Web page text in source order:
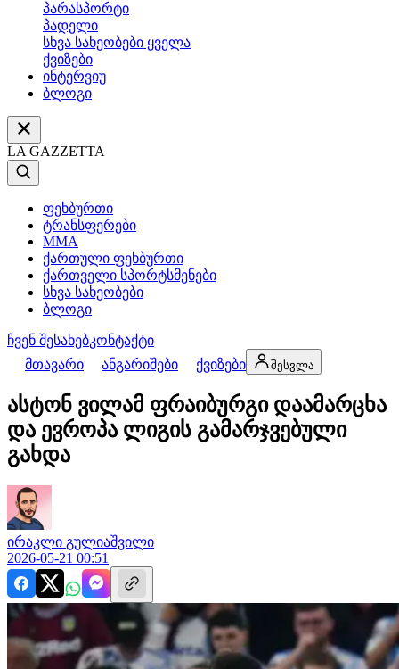
პარასპორტი
პადელი
სხვა სახეობები ყველა
ქვიზები
ინტერვიუ
ბლოგი
LA GAZZETTA
ფეხბურთი
ტრანსფერები
MMA
ქართული ფეხბურთი
ქართველი სპორტსმენები
სხვა სახეობები
ბლოგი
ჩვენ შესახებკონტაქტი
მთავარი
ანგარიშები ქვიზები შესვლა
ასტონ ვილამ ფრაიბურგი დაამარცხა
და ევროპა ლიგის გამარჯვებული
გახდა
ირაკლი გულიაშვილი
2026-05-21 00:51